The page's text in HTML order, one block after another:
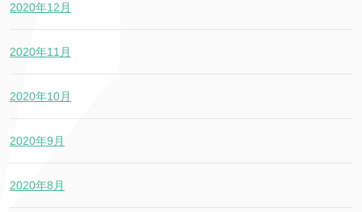
2020年12月
2020年11月
2020年10月
2020年9月
2020年8月